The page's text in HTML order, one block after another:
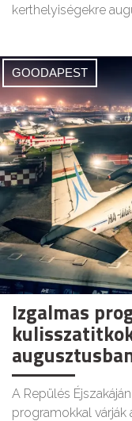
kerthelyiségekre
GOODAPEST
Izgalmas
A Repülés
programokkal várják